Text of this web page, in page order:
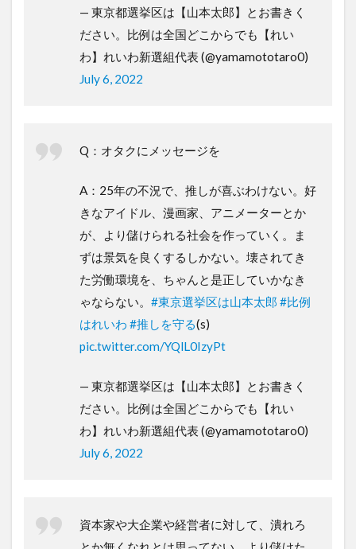
— 東京都選挙区は【山本太郎】とお書きく
ださい。比例は全国どこからでも【れい
わ】れいわ新選組代表 (@yamamototaro0)
July 6, 2022
Q：オタクにメッセージを
A：25年の不況で、推しが喜ぶわけない。好
きなアイドル、漫画家、アニメーターとか
が、より儲けられる社会を作っていく。ま
ずは景気を良くするしかない。壊されてき
た労働環境を、ちゃんと是正していかなき
ゃならない。 #東京選挙区は山本太郎 #比例
はれいわ #推しを守る(s)
pic.twitter.com/YQlL0IzyPt
— 東京都選挙区は【山本太郎】とお書きく
ださい。比例は全国どこからでも【れい
わ】れいわ新選組代表 (@yamamototaro0)
July 6, 2022
資本家や大企業や経営者に対して、潰れろ